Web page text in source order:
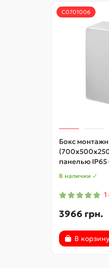
С0701006
Бокс
панелью
В наличии ✓
1
3966 грн.
В корзину